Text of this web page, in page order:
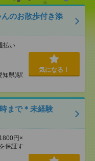
んのお散歩付き添
払い
知県)駅
気になる！
まで＊未経験
円×
保証す